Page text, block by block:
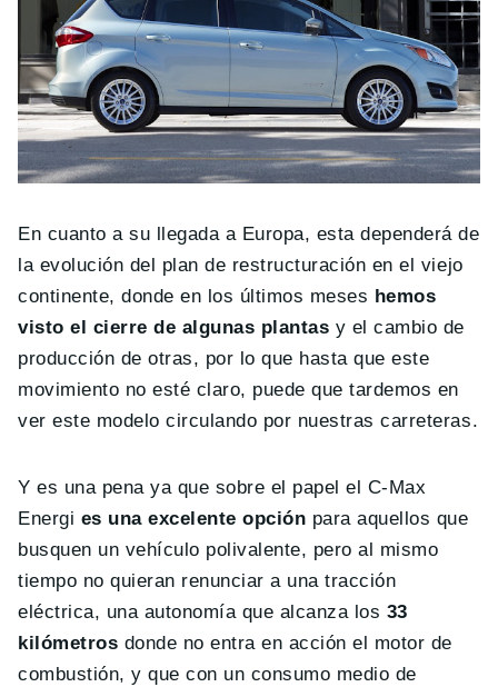
En cuanto a su llegada a Europa, esta dependerá de
la evolución del plan de restructuración en el viejo
continente, donde en los últimos meses hemos
visto el cierre de algunas plantas y el cambio de
producción de otras, por lo que hasta que este
movimiento no esté claro, puede que tardemos en
ver este modelo circulando por nuestras carreteras.
Y es una pena ya que sobre el papel el C-Max
Energi es una excelente opción para aquellos que
busquen un vehículo polivalente, pero al mismo
tiempo no quieran renunciar a una tracción
eléctrica, una autonomía que alcanza los 33
kilómetros donde no entra en acción el motor de
combustión, y que con un consumo medio de